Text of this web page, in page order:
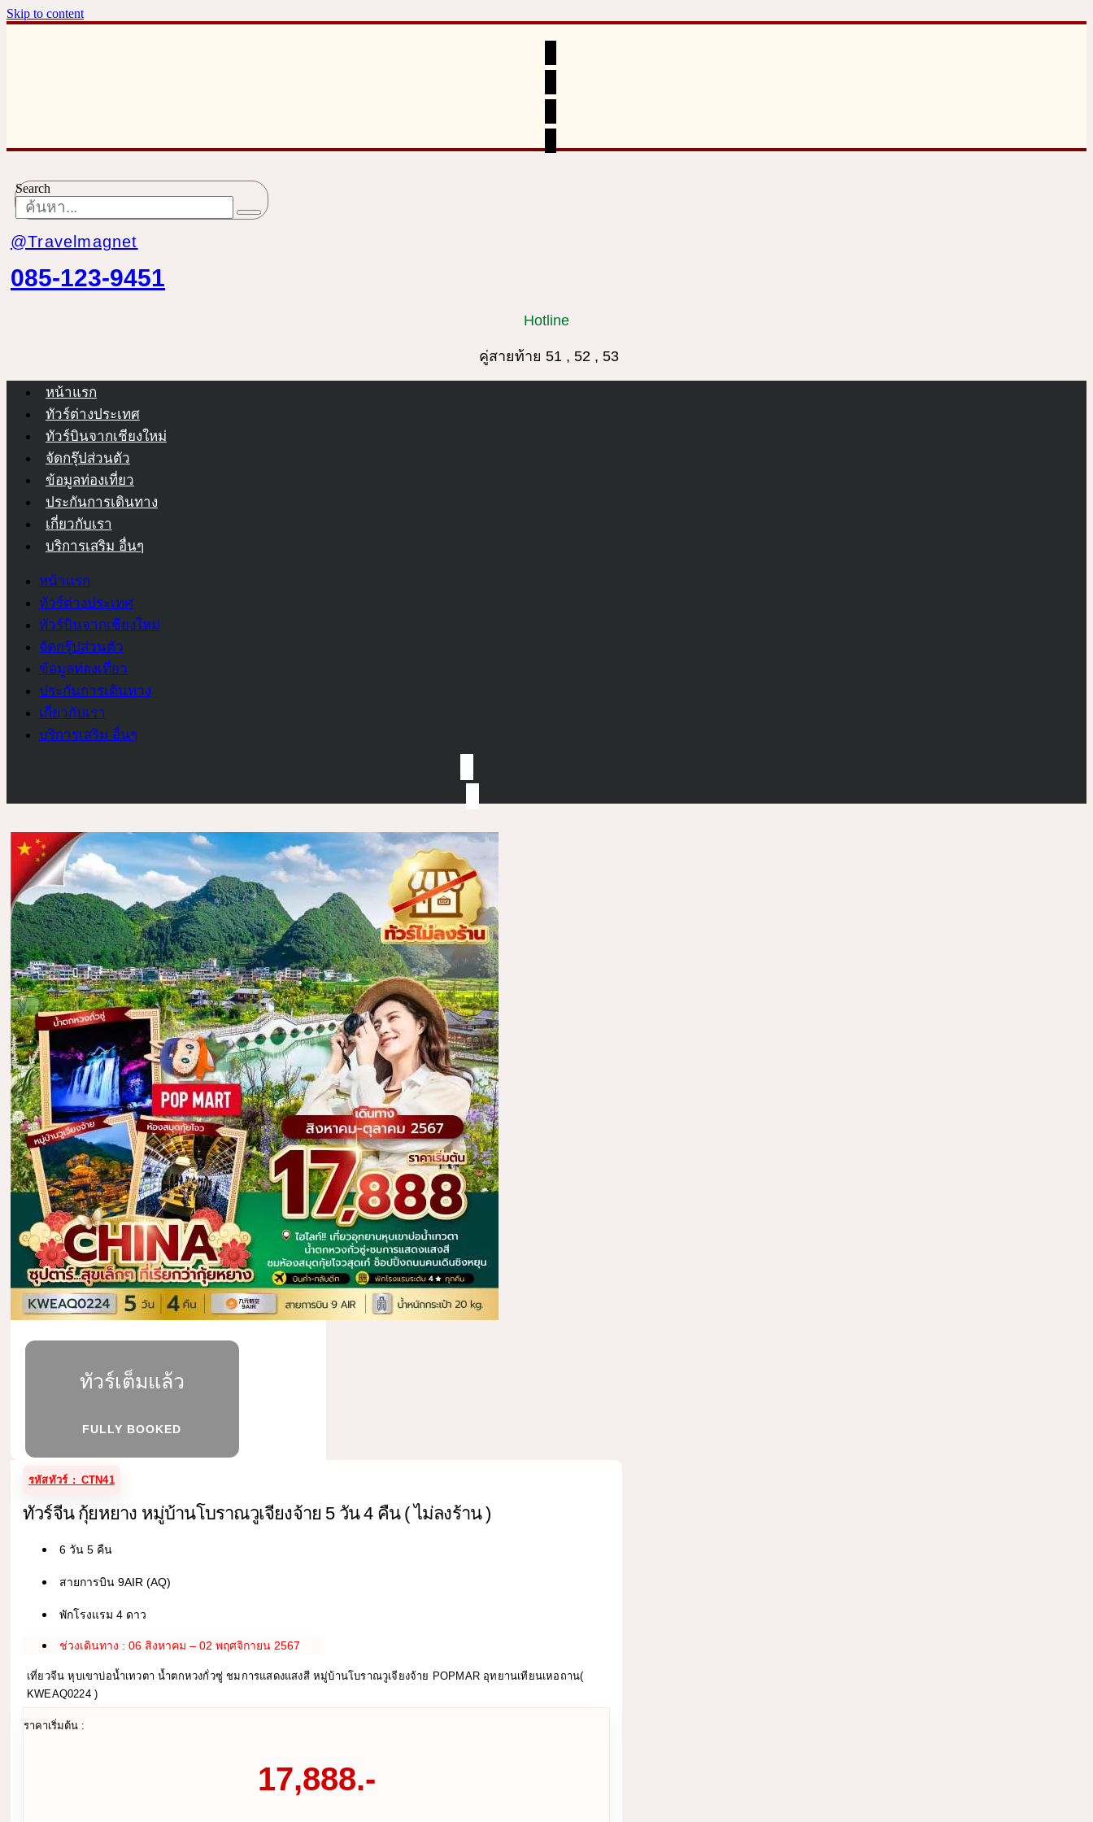
Skip to content
Search
@Travelmagnet
085-123-9451
Hotline
คู่สายท้าย 51 , 52 , 53
หน้าแรก
ทัวร์ต่างประเทศ
ทัวร์บินจากเชียงใหม่
จัดกรุ๊ปส่วนตัว
ข้อมูลท่องเที่ยว
ประกันการเดินทาง
เกี่ยวกับเรา
บริการเสริม อื่นๆ
หน้าแรก
ทัวร์ต่างประเทศ
ทัวร์บินจากเชียงใหม่
จัดกรุ๊ปส่วนตัว
ข้อมูลท่องเที่ยว
ประกันการเดินทาง
เกี่ยวกับเรา
บริการเสริม อื่นๆ
ทัวร์เต็มแล้ว
FULLY BOOKED
รหัสทัวร์ : CTN41
ทัวร์จีน กุ้ยหยาง หมู่บ้านโบราณวูเจียงจ้าย 5 วัน 4 คืน ( ไม่ลงร้าน )
6 วัน 5 คืน
สายการบิน 9AIR (AQ)
พักโรงแรม 4 ดาว
ช่วงเดินทาง : 06 สิงหาคม – 02 พฤศจิกายน 2567
เที่ยวจีน หุบเขาบ่อน้ำเทวตา น้ำตกหวงกั่วซู่ ชมการแสดงแสงสี หมู่บ้านโบราณวูเจียงจ้าย POPMAR อุทยานเทียนเหอถาน(
KWEAQ0224 )
ราคาเริ่มต้น :
17,888.-